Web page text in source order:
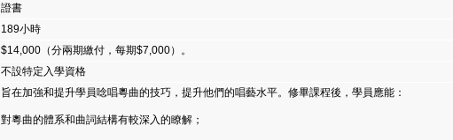
證書
189小時
$14,000（分兩期繳付，每期$7,000）。
不設特定入學資格
旨在加強和提升學員唸唱粵曲的技巧，提升他們的唱藝水平。修畢課程後，學員應能：
對粵曲的體系和曲詞結構有較深入的瞭解；